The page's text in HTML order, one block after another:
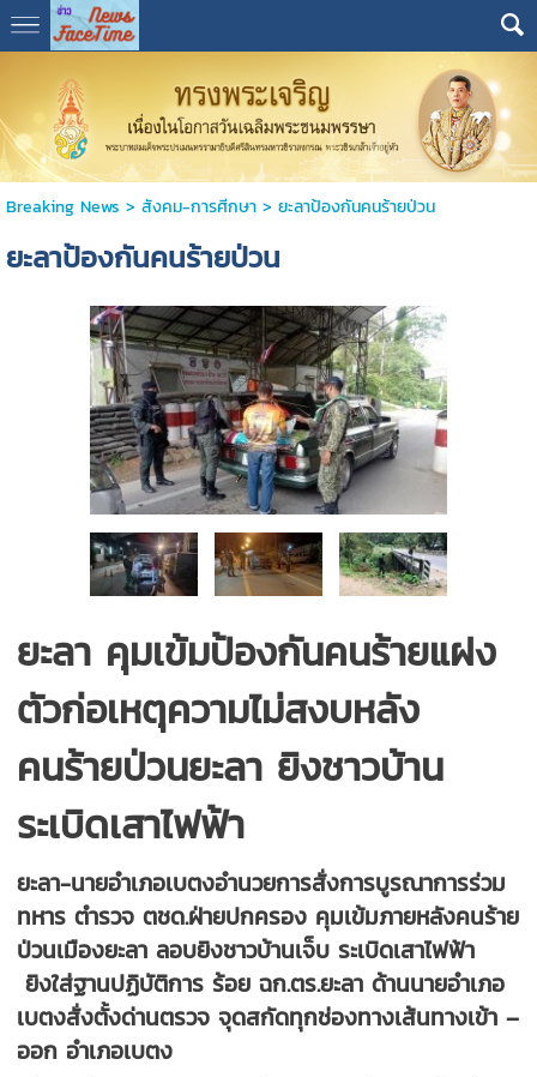
Breaking News > สังคม-การศีกษา> ยะลาป้องกันคนร้ายป่วน
ยะลาป้องกันคนร้ายป่วน
ยะลา คุมเข้มป้องกันคนร้ายแฝง
ตัวก่อเหตุความไม่สงบหลัง
คนร้ายป่วนยะลา ยิงชาวบ้าน
ระเบิดเสาไฟฟ้า
ยะลา-นายอำเภอเบตงอำนวยการสั่งการบูรณาการร่วม
ทหาร ตำรวจ ตชด.ฝ่ายปกครอง คุมเข้มภายหลังคนร้าย
ป่วนเมืองยะลา ลอบยิงชาวบ้านเจ็บ ระเบิดเสาไฟฟ้า
ยิงใส่ฐานปฏิบัติการ ร้อย ฉก.ตร.ยะลา ด้านนายอำเภอ
เบตงสั่งตั้งด่านตรวจ จุดสกัดทุกช่องทางเส้นทางเข้า –
ออก อำเภอเบตง